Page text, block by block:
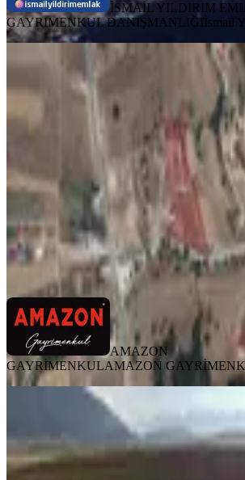
İSMAİL YILDIRIM
GAYRIMENKUL DANIŞMANLIĞIİsmail
Amazon' Dan Köy
Kenarı Satılık Fırsat
Kahramanmaraş, Andırın
· 2.701/m²
2.750.000 ₺
AMAZON GAYRİMENKUL AMAZON
AMAZON
GAYRİMENKULAMAZON
Amazon' Dan
Kenarı Satılık
Kahramanmaraş, Andırın